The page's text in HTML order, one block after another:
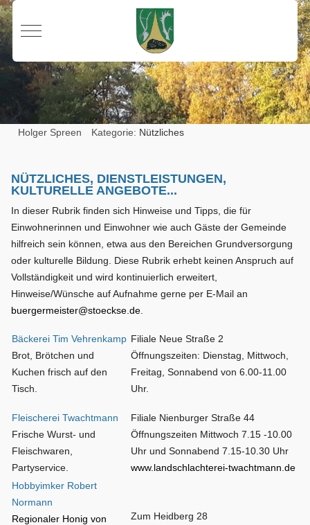
Mobile Menu Toggle
Holger Spreen Kategorie: Nützliches
NÜTZLICHES, DIENSTLEISTUNGEN,
KULTURELLE ANGEBOTE...
In dieser Rubrik finden sich Hinweise und Tipps, die für
Einwohnerinnen und Einwohner wie auch Gäste der Gemeinde
hilfreich sein können, etwa aus den Bereichen Grundversorgung
oder kulturelle Bildung. Diese Rubrik erhebt keinen Anspruch auf
Vollständigkeit und wird kontinuierlich erweitert,
Hinweise/Wünsche auf Aufnahme gerne per E-Mail an
buergermeister@stoeckse.de
Bäckerei Tim Vehrenkamp
Brot, Brötchen und
Kuchen frisch auf den
Tisch.
Filiale Neue Straße 2
Öffnungszeiten: Dienstag, Mittwoch,
Freitag, Sonnabend von 6.00-11.00
Uhr.
Fleischerei Twachtmann
Frische Wurst- und
Fleischwaren,
Partyservice.
Filiale Nienburger Straße 44
Öffnungszeiten Mittwoch 7.15 -10.00
Uhr und Sonnabend 7.15-10.30 Uhr
www.landschlachterei-twachtmann.de
Hobbyimker Robert
Normann
Regionaler Honig von
Zum Heidberg 28